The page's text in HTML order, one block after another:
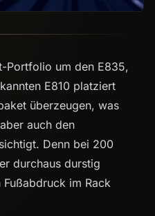
Portfolio um den E835,
E810 platziert
überzeugen, was
auch den
Denn bei 200
durchaus durstig
im Rack